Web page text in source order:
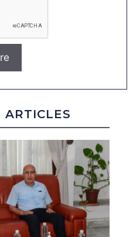
ARTICLES